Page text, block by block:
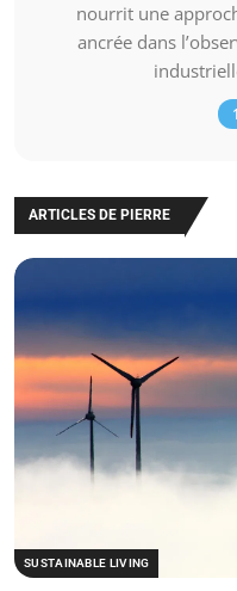
nourrit une
ancrée dans
ARTICLES DE PIERRE
SUSTAINABLE LIVING